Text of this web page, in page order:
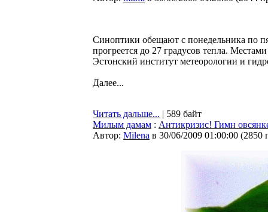
Синоптики обещают с понедельника по
прогреется до 27 градусов тепла.
Эстонский институт метеорологии и
Далее...
Читать дальше... | 589 байт
Милым дамам : Антикризис! Гимн
Автор: Milena в 30/06/2009 01:00:00 (2850